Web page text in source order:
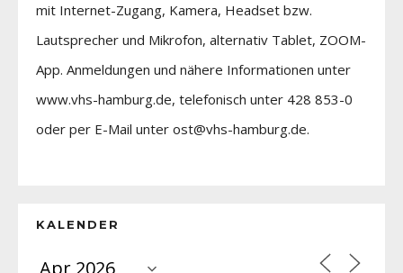
mit Internet-Zugang, Kamera, Headset bzw.
Lautsprecher und Mikrofon, alternativ Tablet, ZOOM-
App. Anmeldungen und nähere Informationen unter
www.vhs-hamburg.de, telefonisch unter 428 853-0
oder per E-Mail unter ost@vhs-hamburg.de.
KALENDER